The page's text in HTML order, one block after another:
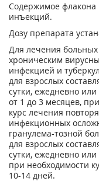
Содержимое флакона
инъекций.
Дозу препарата
Для лечения
хроническим
инфекцией и
для взрослых
сутки, ежедневно
от 1 до 3 месяцев,
курс лечения
инфекционных
гранулема-тозной
для взрослых
сутки, ежедневно
при необходимости
10-14 дней.